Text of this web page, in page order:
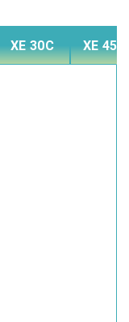
XE 30C XE 45C